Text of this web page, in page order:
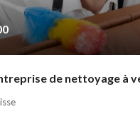
de nettoyage à